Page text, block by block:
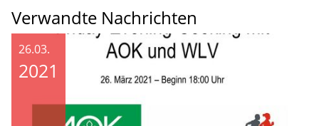
Verwandte Nachrichten
26.03.
2021